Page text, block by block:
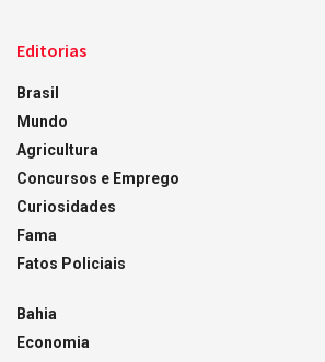
Editorias
Brasil
Mundo
Agricultura
Concursos e Emprego
Curiosidades
Fama
Fatos Policiais
Bahia
Economia